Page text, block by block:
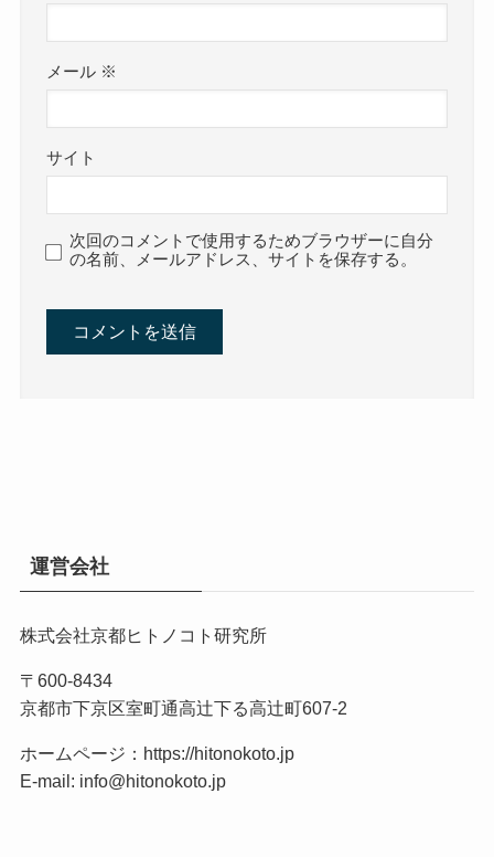
メール ※
サイト
次回のコメントで使用するためブラウザーに自分
の名前、メールアドレス、サイトを保存する。
運営会社
株式会社京都ヒトノコト研究所
〒600-8434
京都市下京区室町通高辻下る高辻町607-2
ホームページ： https://hitonokoto.jp
E-mail: info@hitonokoto.jp